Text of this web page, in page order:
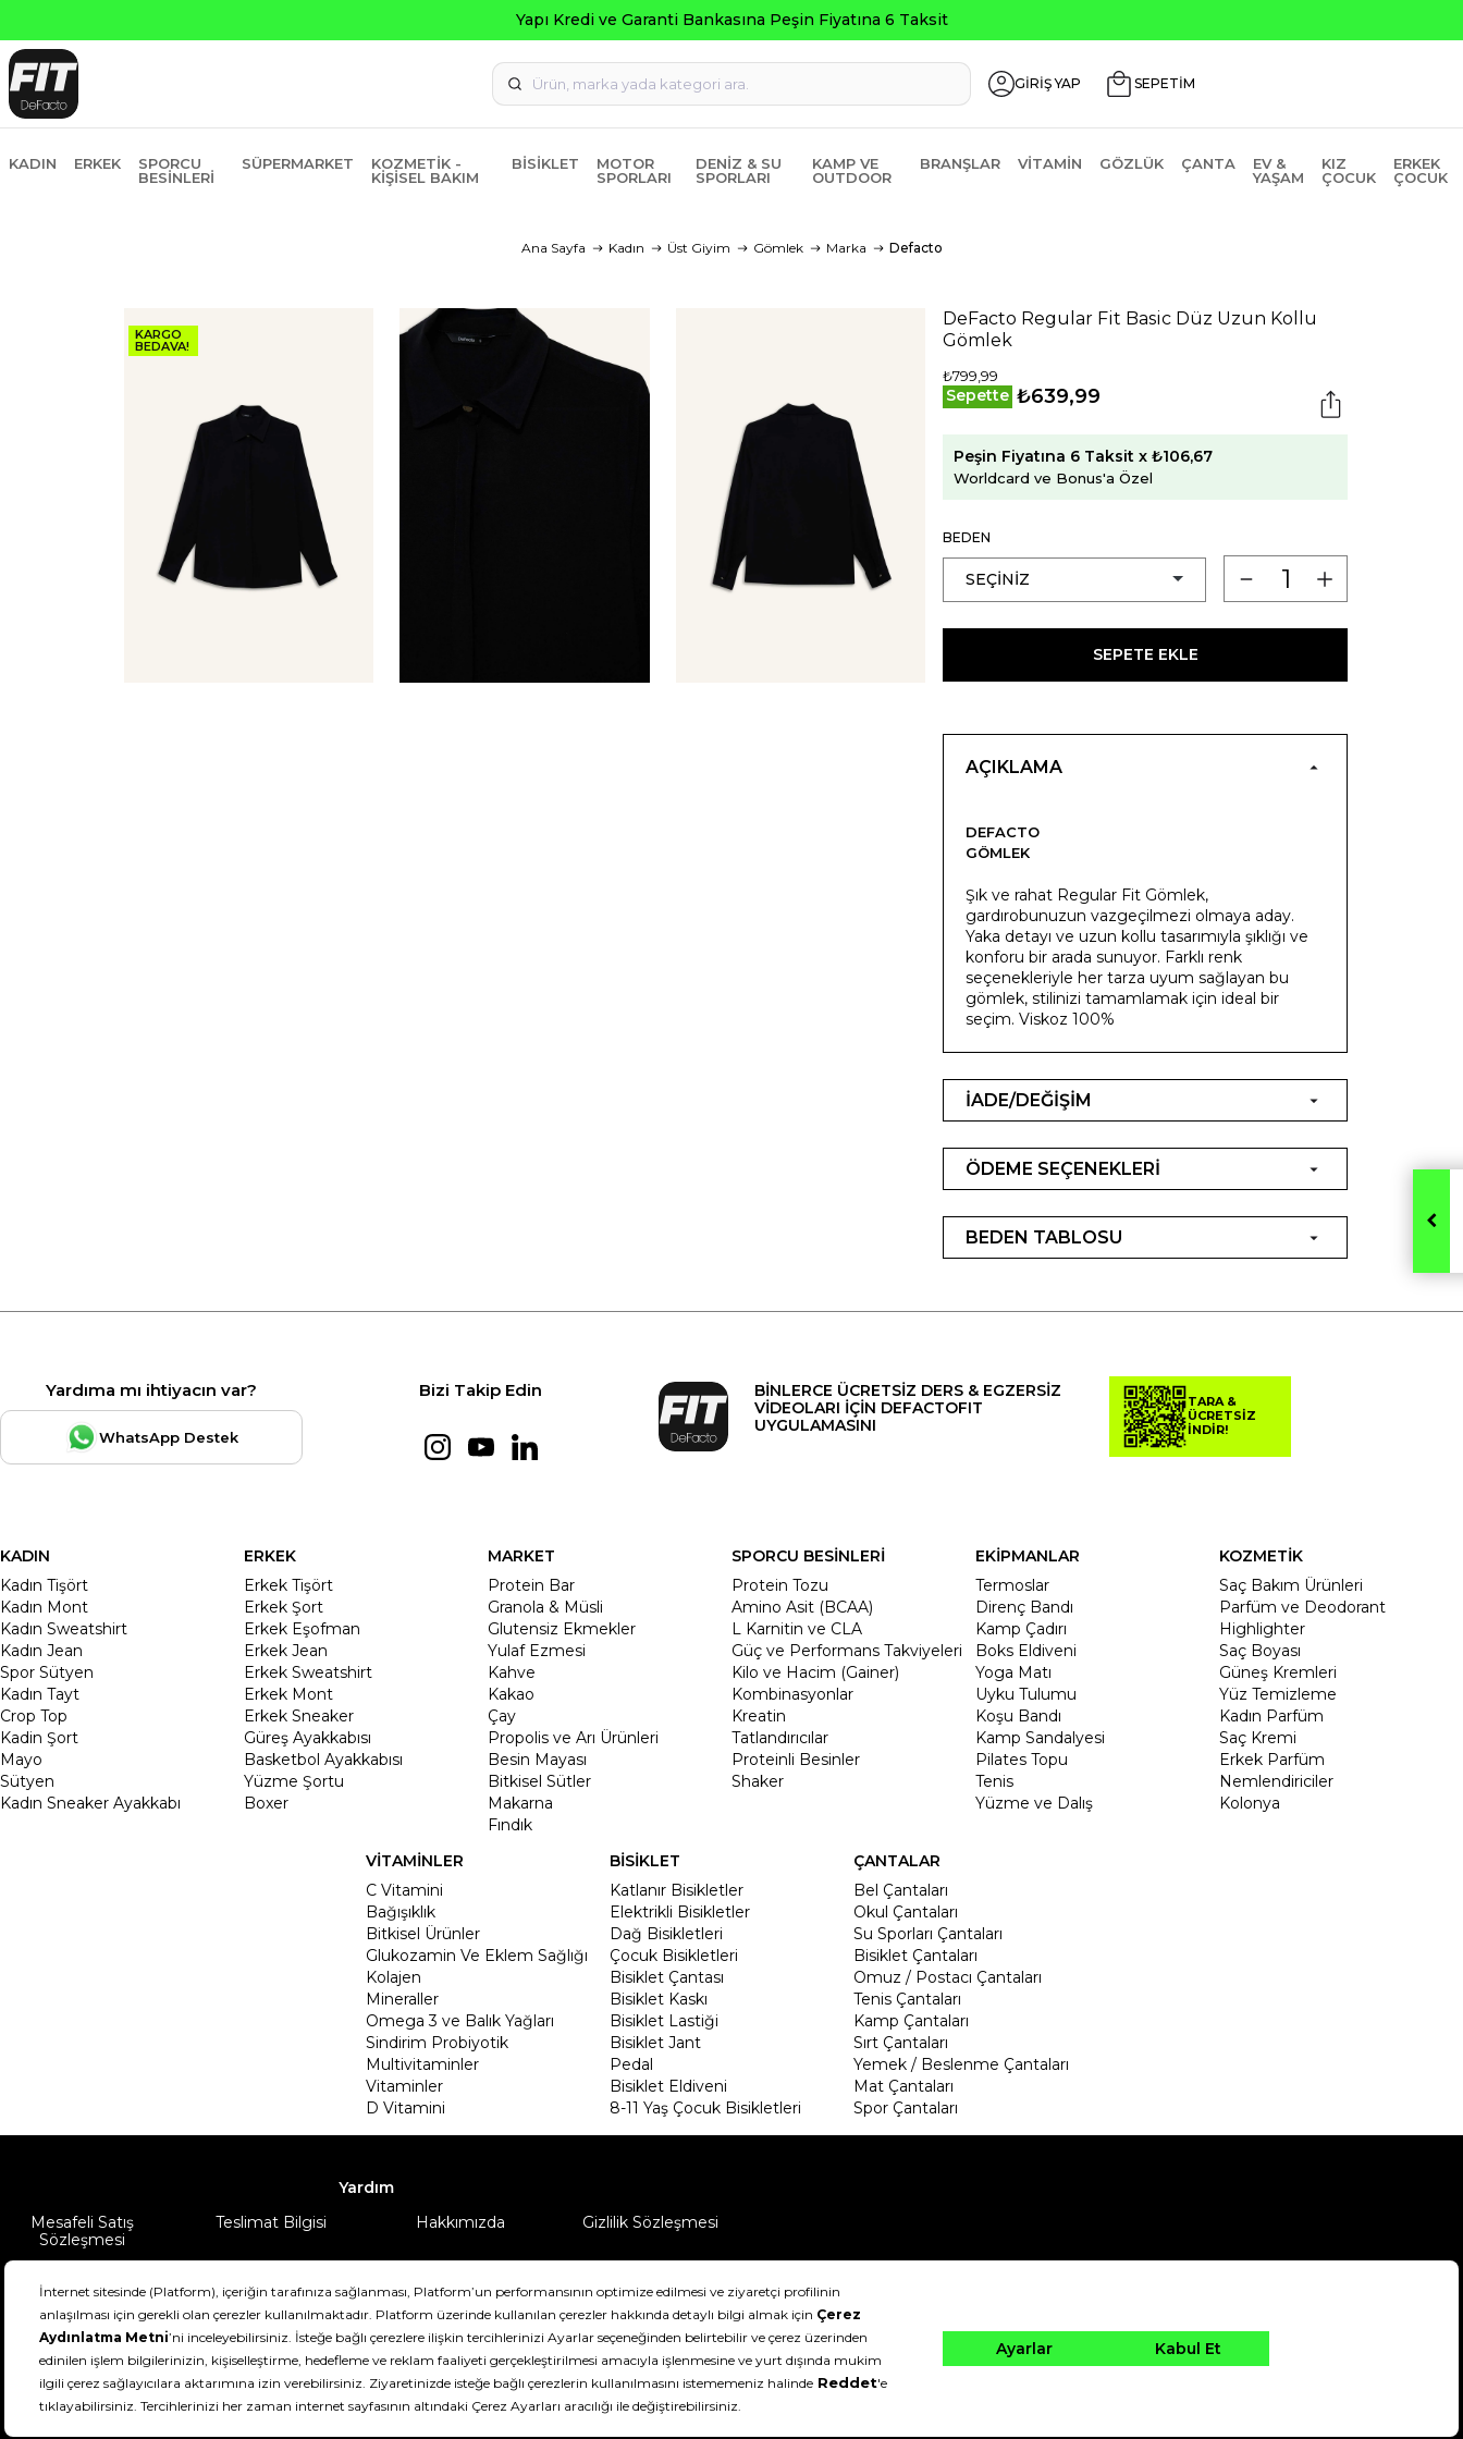
GİRİŞ YAP SEPETİM
KADIN ERKEK
SPORCU
BESINLERI
SÜPERMARKET
KOZMETIK -
KIŞISEL BAKIM
BISIKLET
MOTOR
SPORLARI
DENIZ & SU
SPORLARI
KAMP VE
OUTDOOR
BRANŞLAR VITAMIN GÖZLÜK ÇANTA
EV &
YAŞAM
KIZ
ÇOCUK
ERKEK
ÇOCUK
Ana Sayfa Kadın Üst Giyim Gömlek Marka Defacto
KARGO
BEDAVA!
DeFacto Regular Fit Basic Düz Uzun Kollu
Gömlek
₺799,99
Sepette ₺639,99
Peşin Fiyatına 6 Taksit x ₺106,67
Worldcard ve Bonus'a Özel
BEDEN
SEPETE EKLE
AÇIKLAMA
DEFACTO
GÖMLEK
Şık ve rahat Regular Fit Gömlek,
gardırobunuzun vazgeçilmezi olmaya aday.
Yaka detayı ve uzun kollu tasarımıyla şıklığı ve
konforu bir arada sunuyor. Farklı renk
seçenekleriyle her tarza uyum sağlayan bu
gömlek, stilinizi tamamlamak için ideal bir
seçim. Viskoz 100%
İADE/DEĞİŞİM
ÖDEME SEÇENEKLERİ
BEDEN TABLOSU
Yardıma mı ihtiyacın var?
WhatsApp Destek
Bizi Takip Edin
BİNLERCE ÜCRETSİZ DERS & EGZERSİZ
VİDEOLARI İÇİN DEFACTOFIT
UYGULAMASINI
TARA &
ÜCRETSİZ
İNDİR!
KADIN
Kadın Tişört
Kadın Mont
Kadın Sweatshirt
Kadın Jean
Spor Sütyen
Kadın Tayt
Crop Top
Kadin Şort
Mayo
Sütyen
Kadın Sneaker Ayakkabı
ERKEK
Erkek Tişört
Erkek Şort
Erkek Eşofman
Erkek Jean
Erkek Sweatshirt
Erkek Mont
Erkek Sneaker
Güreş Ayakkabısı
Basketbol Ayakkabısı
Yüzme Şortu
Boxer
MARKET
Protein Bar
Granola & Müsli
Glutensiz Ekmekler
Yulaf Ezmesi
Kahve
Kakao
Çay
Propolis ve Arı Ürünleri
Besin Mayası
Bitkisel Sütler
Makarna
Fındık
SPORCU BESİNLERİ
Protein Tozu
Amino Asit (BCAA)
L Karnitin ve CLA
Güç ve Performans Takviyeleri
Kilo ve Hacim (Gainer)
Kombinasyonlar
Kreatin
Tatlandırıcılar
Proteinli Besinler
Shaker
EKİPMANLAR
Termoslar
Direnç Bandı
Kamp Çadırı
Boks Eldiveni
Yoga Matı
Uyku Tulumu
Koşu Bandı
Kamp Sandalyesi
Pilates Topu
Tenis
Yüzme ve Dalış
KOZMETİK
Saç Bakım Ürünleri
Parfüm ve Deodorant
Highlighter
Saç Boyası
Güneş Kremleri
Yüz Temizleme
Kadın Parfüm
Saç Kremi
Erkek Parfüm
Nemlendiriciler
Kolonya
VİTAMİNLER
C Vitamini
Bağışıklık
Bitkisel Ürünler
Glukozamin Ve Eklem Sağlığı
Kolajen
Mineraller
Omega 3 ve Balık Yağları
Sindirim Probiyotik
Multivitaminler
Vitaminler
D Vitamini
BİSİKLET
Katlanır Bisikletler
Elektrikli Bisikletler
Dağ Bisikletleri
Çocuk Bisikletleri
Bisiklet Çantası
Bisiklet Kaskı
Bisiklet Lastiği
Bisiklet Jant
Pedal
Bisiklet Eldiveni
8-11 Yaş Çocuk Bisikletleri
ÇANTALAR
Bel Çantaları
Okul Çantaları
Su Sporları Çantaları
Bisiklet Çantaları
Omuz / Postacı Çantaları
Tenis Çantaları
Kamp Çantaları
Sırt Çantaları
Yemek / Beslenme Çantaları
Mat Çantaları
Spor Çantaları
Yardım
Mesafeli Satış
Sözleşmesi
Teslimat Bilgisi Hakkımızda Gizlilik Sözleşmesi
DeFactoFIT ©️ 2022-2026. Tüm hakları saklıdır.